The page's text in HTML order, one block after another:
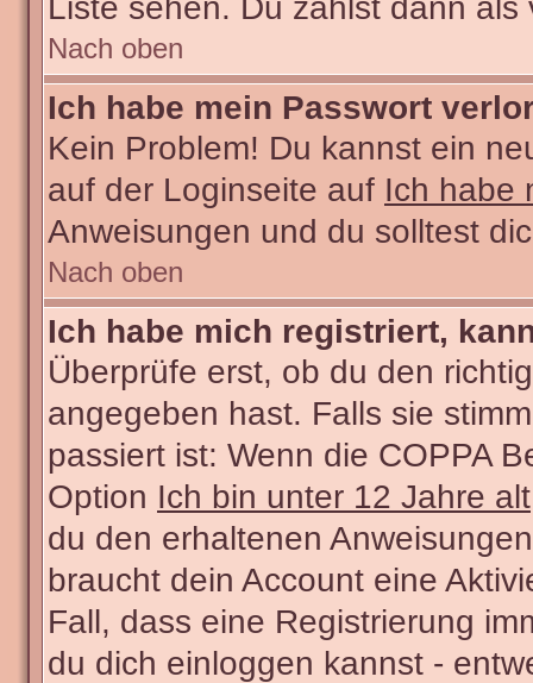
Nach oben
Ich habe mein Passwort
Kein Problem! Du kannst ein
auf der Loginseite auf Ich habe
Anweisungen und du solltest
Nach oben
Ich habe mich registriert,
Überprüfe erst, ob du den
angegeben hast. Falls sie
passiert ist: Wenn die COPPA
Option Ich bin unter 12 Jahre alt
du den erhaltenen
braucht dein Account eine
Fall, dass eine Registrierung
du dich einloggen kannst -